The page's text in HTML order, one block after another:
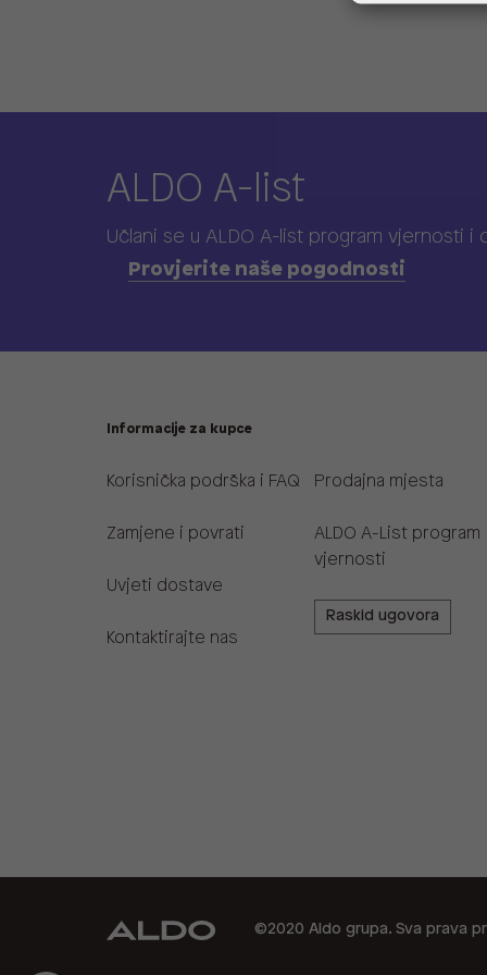
ALDO A-list
Učlani se u ALDO A-list program vjernosti i
Provjerite naše pogodnosti
Informacije za kupce
Korisnička podrška i FAQ
Zamjene i povrati
Uvjeti dostave
Kontaktirajte nas
Prodajna mjesta
ALDO A-List program
vjernosti
Raskid ugovora
©2020 Aldo grupa. Sva prava